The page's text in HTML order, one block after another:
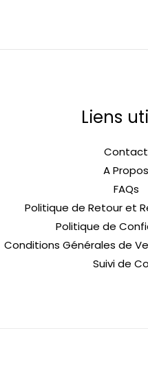
Liens
Contact
A Propos
FAQs
Politique de Retour et
Politique de
Conditions Générales de
Suivi de